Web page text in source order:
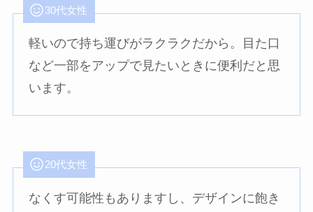
30代女性
軽いので持ち運びがラクラクだから。目た口
など一部をアップで見たいときに便利だと思
います。
20代女性
なくす可能性もありますし、デザインに飽き